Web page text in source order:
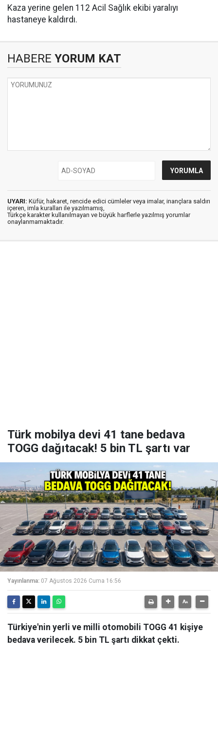
Kaza yerine gelen 112 Acil Sağlık ekibi yaralıyı
hastaneye kaldırdı.
HABERE YORUM KAT
UYARI: Küfür, hakaret, rencide edici cümleler veya imalar, inançlara saldırı
içeren, imla kuralları ile yazılmamış,
Türkçe karakter kullanılmayan ve büyük harflerle yazılmış yorumlar
onaylanmamaktadır.
Türk mobilya devi 41 tane bedava
TOGG dağıtacak! 5 bin TL şartı var
Yayınlanma: 07 Ağustos 2026 Cuma 16:56
Türkiye'nin yerli ve milli otomobili TOGG 41 kişiye
bedava verilecek. 5 bin TL şartı dikkat çekti.